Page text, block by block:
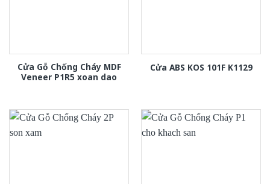
Cửa Gỗ Chống Cháy MDF
Veneer P1R5 xoan dao
Cửa ABS KOS 101F K1129